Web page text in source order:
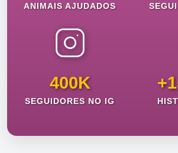
ANIMAIS AJUDADOS
400K
SEGUIDORES NO IG